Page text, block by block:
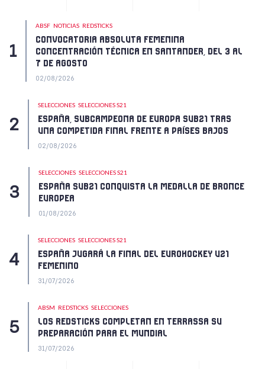
ABSF NOTICIAS REDSTICKS
CONVOCATORIA ABSOLUTA FEMENINA
CONCENTRACIÓN TÉCNICA EN SANTANDER, DEL 3 AL
7 DE AGOSTO
02/08/2026
SELECCIONES SELECCIONES S21
ESPAÑA, SUBCAMPEONA DE EUROPA SUB21 TRAS
UNA COMPETIDA FINAL FRENTE A PAÍSES BAJOS
02/08/2026
SELECCIONES SELECCIONES S21
ESPAÑA SUB21 CONQUISTA LA MEDALLA DE BRONCE
EUROPEA
01/08/2026
SELECCIONES SELECCIONES S21
ESPAÑA JUGARÁ LA FINAL DEL EUROHOCKEY U21
FEMENINO
31/07/2026
ABSM REDSTICKS SELECCIONES
LOS REDSTICKS COMPLETAN EN TERRASSA SU
PREPARACIÓN PARA EL MUNDIAL
31/07/2026